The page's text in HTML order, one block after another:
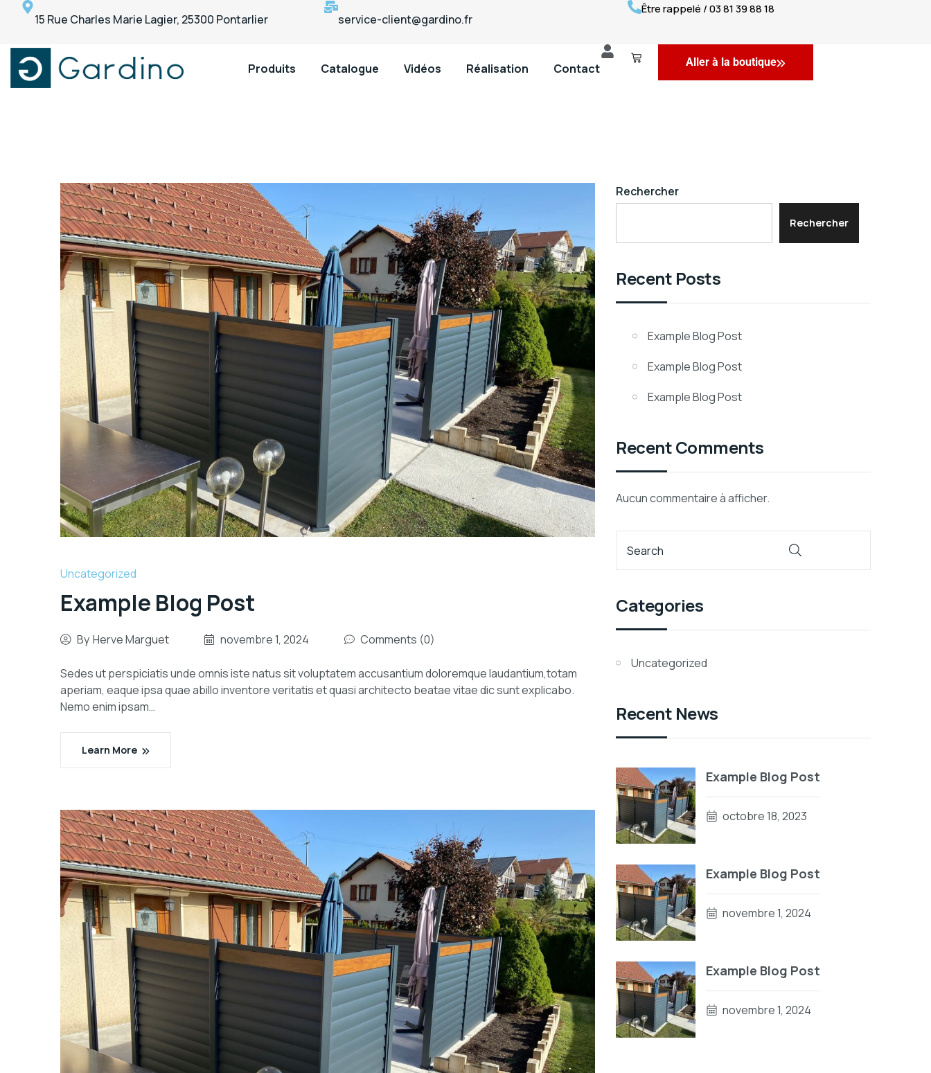
15 Rue Charles Marie Lagier, 25300 Pontarlier service-client@gardino.fr
Être rappelé / 03 81 39 88 18
Produits Catalogue Vidéos Réalisation Contact Aller à la boutique
Uncategorized
Example Blog Post
By Herve Marguet novembre 1, 2024 Comments (0)
Sedes ut perspiciatis unde omnis iste natus sit voluptatem accusantium doloremque laudantium,totam
aperiam, eaque ipsa quae abillo inventore veritatis et quasi architecto beatae vitae dic sunt explicabo.
Nemo enim ipsam…
Learn More
Rechercher
Rechercher
Recent Posts
Example Blog Post
Example Blog Post
Example Blog Post
Recent Comments
Aucun commentaire à afficher.
Categories
Uncategorized
Recent News
Example Blog Post
octobre 18, 2023
Example Blog Post
novembre 1, 2024
Example Blog Post
novembre 1, 2024